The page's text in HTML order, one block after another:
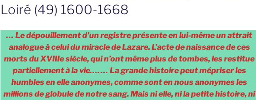
Loiré (49) 1600-1668
… Le dépouillement d’un registre présente en lui-même un attrait
analogue à celui du miracle de Lazare. L’acte de naissance de ces
morts du XVIIIe siècle, qui n’ont même plus de tombes, les restitue
partiellement à la vie…. … La grande histoire peut mépriser les
humbles en elle anonymes, comme sont en nous anonymes les
millions de globule de notre sang. Mais ni elle, ni la petite histoire, ni